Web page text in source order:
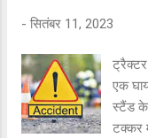
है।
के बाद
ने भी
- सितंबर 11, 2023
ट्रैक्टर
एक
स्टैंड के
टक्कर